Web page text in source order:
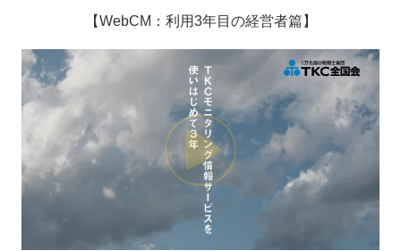
個人情報保護方針
【WebCM：利用3年目の経営者篇】